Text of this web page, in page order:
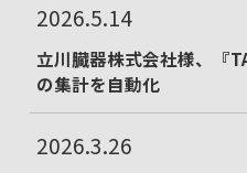
2026.5.14
立川臓器株式会社様、『
の集計を自動化
2026.3.26